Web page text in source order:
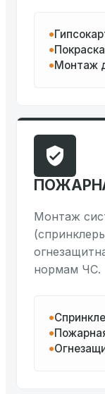
Монтаж
Монтаж
нормам ЧС.